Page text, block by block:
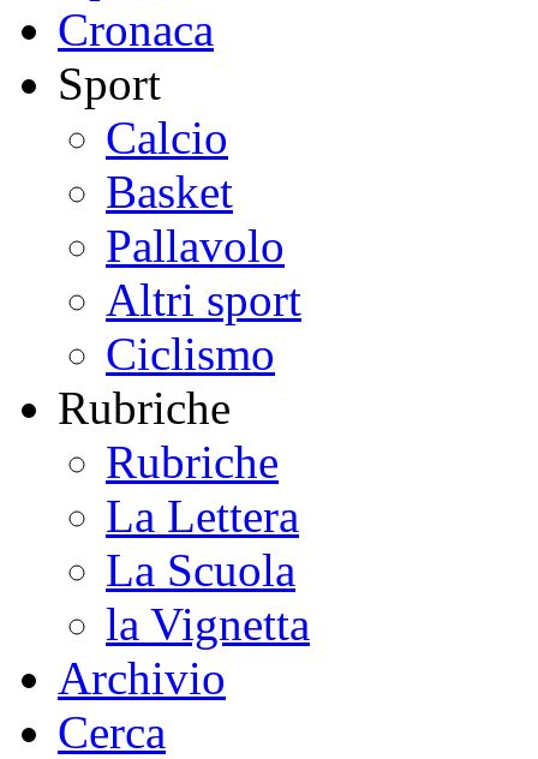
Cronaca
Sport
Calcio
Basket
Pallavolo
Altri sport
Ciclismo
Rubriche
Rubriche
La Lettera
La Scuola
la Vignetta
Archivio
Cerca